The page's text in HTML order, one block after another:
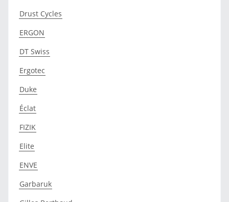
Drust Cycles
ERGON
DT Swiss
Ergotec
Duke
Éclat
FIZIK
Elite
ENVE
Garbaruk